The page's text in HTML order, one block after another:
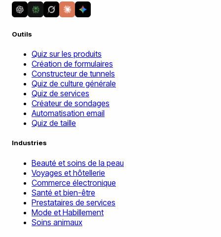
Outils
Quiz sur les produits
Création de formulaires
Constructeur de tunnels
Quiz de culture générale
Quiz de services
Créateur de sondages
Automatisation email
Quiz de taille
Industries
Beauté et soins de la peau
Voyages et hôtellerie
Commerce électronique
Santé et bien-être
Prestataires de services
Mode et Habillement
Soins animaux